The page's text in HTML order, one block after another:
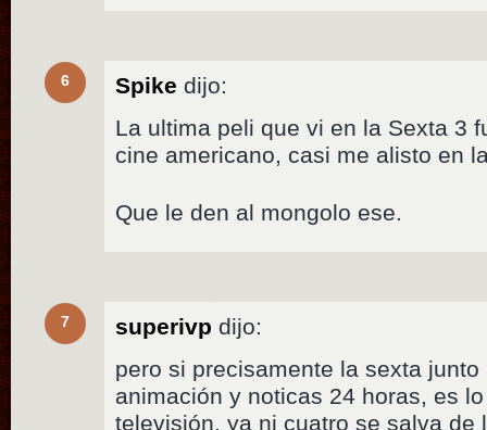
6 Spike dijo:
La ultima peli que vi en la Sexta 3
cine americano, casi me alisto en
Que le den al mongolo ese.
7 superivp dijo:
pero si precisamente la sexta
animación y noticas 24 horas, es
televisión, ya ni cuatro se salva de